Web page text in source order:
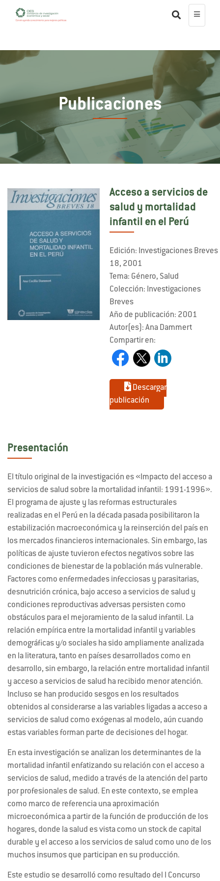
Publicaciones
Acceso a servicios de
salud y mortalidad
infantil en el Perú
Edición: Investigaciones Breves
18, 2001
Tema: Género, Salud
Colección: Investigaciones
Breves
Año de publicación: 2001
Autor(es): Ana Dammert
Compartir en:
Descargar
publicación
Presentación
El título original de la investigación es «Impacto del acceso a
servicios de salud sobre la mortalidad infantil: 1991-1996».
El programa de ajuste y las reformas estructurales
realizadas en el Perú en la década pasada posibilitaron la
estabilización macroeconómica y la reinserción del país en
los mercados financieros internacionales. Sin embargo, las
políticas de ajuste tuvieron efectos negativos sobre las
condiciones de bienestar de la población más vulnerable.
Factores como enfermedades infecciosas y parasitarias,
desnutrición crónica, bajo acceso a servicios de salud y
condiciones reproductivas adversas persisten como
obstáculos para el mejoramiento de la salud infantil. La
relación empírica entre la mortalidad infantil y variables
demográficas y/o sociales ha sido ampliamente analizada
en la literatura, tanto en países desarrollados como en
desarrollo, sin embargo, la relación entre mortalidad infantil
y acceso a servicios de salud ha recibido menor atención.
Incluso se han producido sesgos en los resultados
obtenidos al considerarse a las variables ligadas a acceso a
servicios de salud como exógenas al modelo, aún cuando
estas variables forman parte de decisiones del hogar.
En esta investigación se analizan los determinantes de la
mortalidad infantil enfatizando su relación con el acceso a
servicios de salud, medido a través de la atención del parto
por profesionales de salud. En este contexto, se emplea
como marco de referencia una aproximación
microeconómica a partir de la función de producción de los
hogares, donde la salud es vista como un stock de capital
durable y el acceso a los servicios de salud como uno de los
muchos insumos que participan en su producción.
Este estudio se desarrolló como resultado del I Concurso